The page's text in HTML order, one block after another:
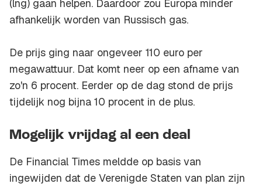
(lng) gaan helpen. Daardoor zou Europa minder
afhankelijk worden van Russisch gas.
De prijs ging naar ongeveer 110 euro per
megawattuur. Dat komt neer op een afname van
zo'n 6 procent. Eerder op de dag stond de prijs
tijdelijk nog bijna 10 procent in de plus.
Mogelijk vrijdag al een deal
De Financial Times meldde op basis van
ingewijden dat de Verenigde Staten van plan zijn